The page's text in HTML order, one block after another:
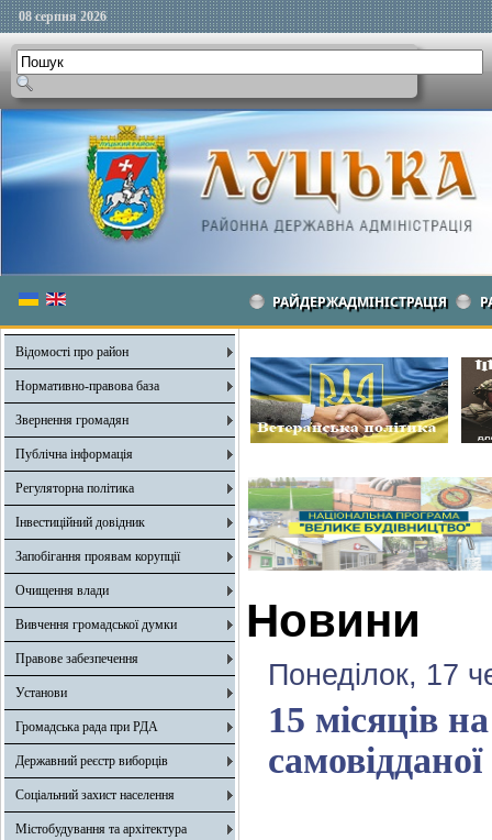
08 серпня 2026
РАЙДЕРЖАДМІНІСТРАЦІЯ
Відомості про район
Нормативно-правова база
Звернення громадян
Публічна інформація
Регуляторна політика
Інвестиційний довідник
Запобігання проявам корупції
Очищення влади
Вивчення громадської думки
Правове забезпечення
Установи
Громадська рада при РДА
Державний реєстр виборців
Соціальний захист населення
Містобудування та архітектура
Новини
Понеділок, 17
15 місяців